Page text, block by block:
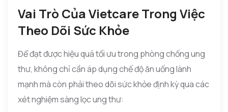
Vai Trò Của Vietcare Trong Việc
Theo Dõi Sức Khỏe
Để đạt được hiệu quả tối ưu trong phòng chống ung
thư, không chỉ cần áp dụng chế độ ăn uống lành
mạnh mà còn phải theo dõi sức khỏe định kỳ qua các
xét nghiệm sàng lọc ung thư: